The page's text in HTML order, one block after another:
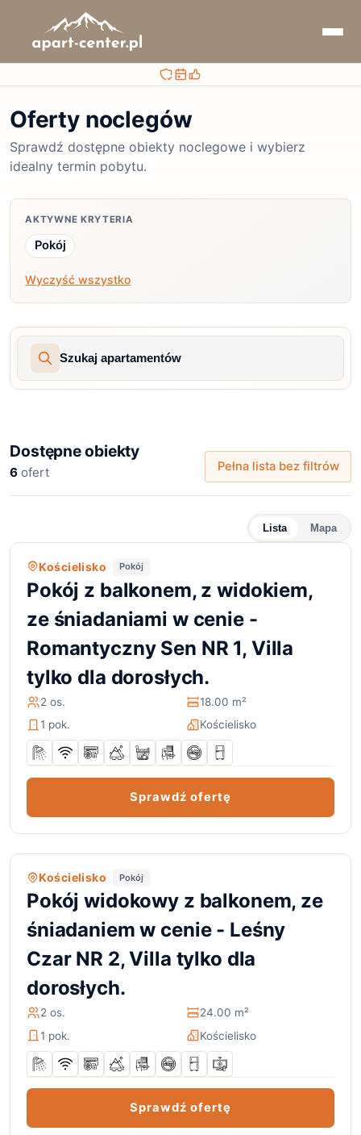
Bezpieczna rezerwacja
Sprawdzaj terminy i ceny
Obsługa przed i po rezerwacji
Oferty noclegów
Sprawdź dostępne obiekty noclegowe i wybierz
idealny termin pobytu.
AKTYWNE KRYTERIA
Pokój
Wyczyść wszystko
Szukaj apartamentów
Dostępne obiekty
6 ofert Pełna lista bez filtrów
Lista Mapa
Kościelisko Pokój
Pokój z balkonem, z widokiem,
ze śniadaniami w cenie -
Romantyczny Sen NR 1, Villa
tylko dla dorosłych.
2 os.
18.00 m²
1 pok.
Kościelisko
Sprawdź ofertę
Kościelisko Pokój
Pokój widokowy z balkonem, ze
śniadaniem w cenie - Leśny
Czar NR 2, Villa tylko dla
dorosłych.
2 os.
24.00 m²
1 pok.
Kościelisko
Sprawdź ofertę